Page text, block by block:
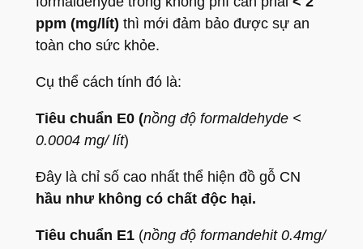
ppm (mg/lít) thì mới đảm bảo được sự an
toàn cho sức khỏe.
Cụ thể cách tính đó là:
Tiêu chuẩn E0 (nồng độ formaldehyde <
0.0004 mg/ lít)
Đây là chỉ số cao nhất thể hiện đồ gỗ CN
hầu như không có chất độc hại.
Tiêu chuẩn E1 (nồng độ formandehit 0.4mg/